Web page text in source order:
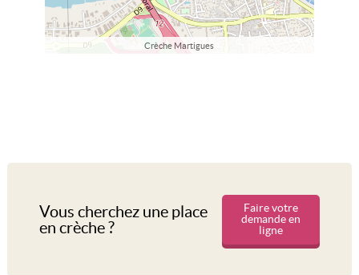
Crèche Martigues
Vous cherchez une place
en crèche ?
Faire votre
demande en
ligne